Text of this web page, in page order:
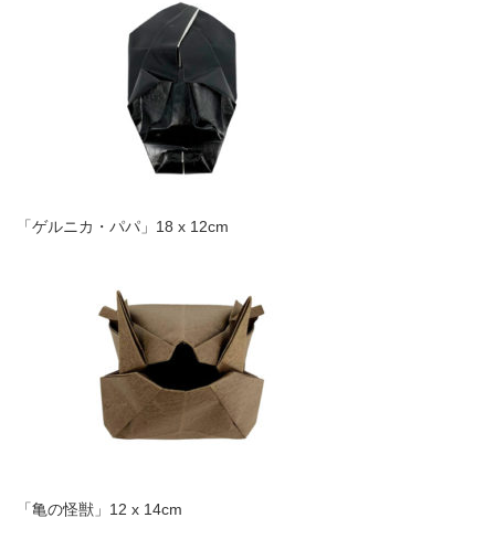
「ゲルニカ・パパ」18 x 12cm
「亀の怪獣」12 x 14cm